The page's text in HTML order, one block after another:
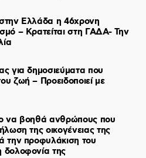
Ελλάδα η 46χρονη
– Κρατείται στη ΓΑΔΑ- Την
για δημοσιεύματα που
ζωή – Προειδοποιεί με
να βοηθά ανθρώπους που
της οικογένειας της
την προφυλάκιση του
της